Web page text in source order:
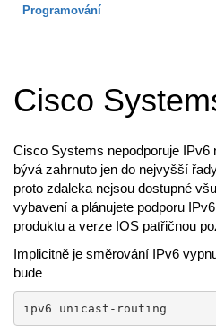
Programování
Cisco
Cisco Systems nepodporuje IPv6
bývá zahrnuto jen do nejvyšší
proto zdaleka nejsou dostupné
vybavení a plánujete podporu
produktu a verze IOS patřičnou
Implicitně je směrování IPv6
bude
ipv6 unicast-routing